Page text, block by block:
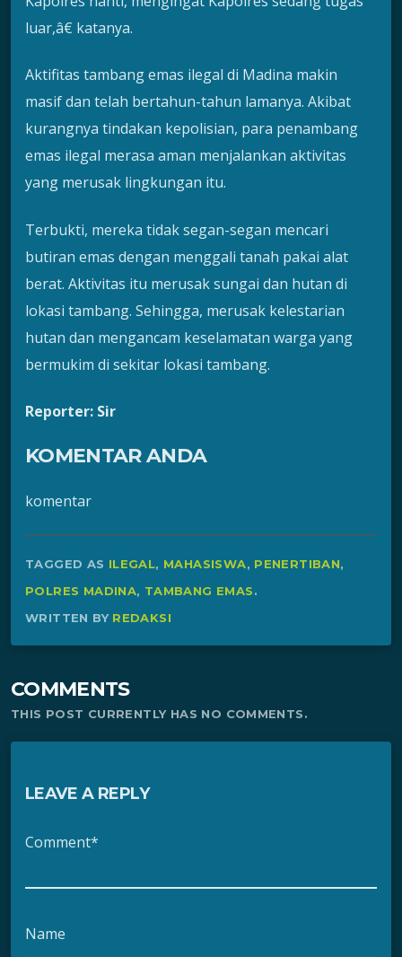
luar,â€ katanya.
Aktifitas tambang emas ilegal di Madina makin
masif dan telah bertahun-tahun lamanya. Akibat
kurangnya tindakan kepolisian, para penambang
emas ilegal merasa aman menjalankan aktivitas
yang merusak lingkungan itu.
Terbukti, mereka tidak segan-segan mencari
butiran emas dengan menggali tanah pakai alat
berat. Aktivitas itu merusak sungai dan hutan di
lokasi tambang. Sehingga, merusak kelestarian
hutan dan mengancam keselamatan warga yang
bermukim di sekitar lokasi tambang.
Reporter: Sir
KOMENTAR ANDA
komentar
TAGGED AS ILEGAL, MAHASISWA, PENERTIBAN,
POLRES MADINA, TAMBANG EMAS.
WRITTEN BY REDAKSI
COMMENTS
THIS POST CURRENTLY HAS NO COMMENTS.
LEAVE A REPLY
Comment*
Name